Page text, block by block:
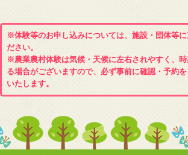
※体験等のお申し込みについては、施設・団体等に
ださい。
※農業農村体験は気候・天候に左右されやすく、
る場合がございますので、必ず事前に確認・予約
いたします。